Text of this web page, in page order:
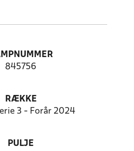
845756
RÆKKE
3 - Forår 2024
PULJE